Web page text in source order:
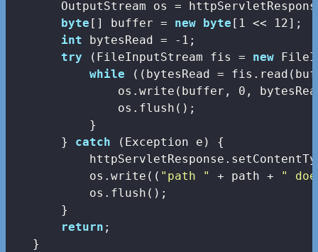
OutputStream os =
byte [] buffer = new byte [ 1 << 12];
int bytesRead = - 1 ;
try (FileInputStream fis = new
while ((bytesRead =
               os.write(buffer,
0 ,
               os.flush();
           }
       }
catch (Exception e) {
           os.write((
"path " + path + "
           os.flush();
       }
return ;
   }